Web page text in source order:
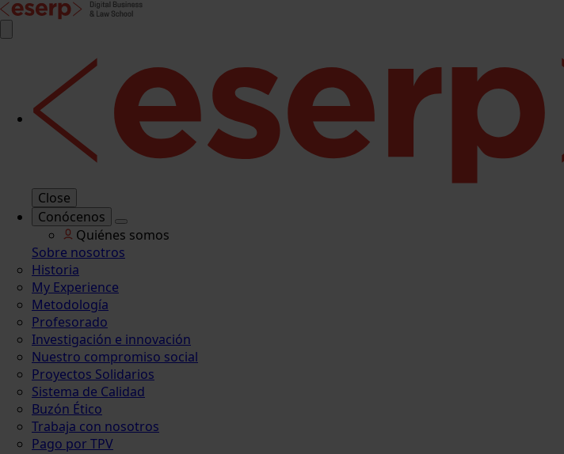
Close
Conócenos
Quiénes somos
Sobre nosotros
Historia
My Experience
Metodología
Profesorado
Investigación e innovación
Nuestro compromiso social
Proyectos Solidarios
Sistema de Calidad
Buzón Ético
Trabaja con nosotros
Pago por TPV